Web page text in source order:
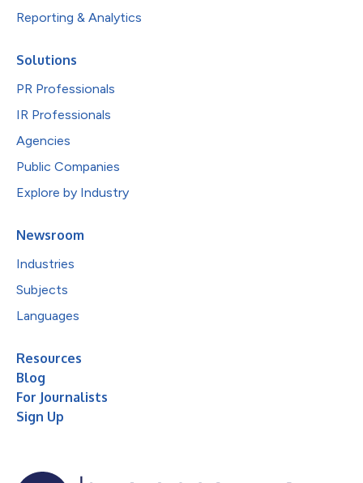
Reporting & Analytics
Solutions
PR Professionals
IR Professionals
Agencies
Public Companies
Explore by Industry
Newsroom
Industries
Subjects
Languages
Resources
Blog
For Journalists
Sign Up